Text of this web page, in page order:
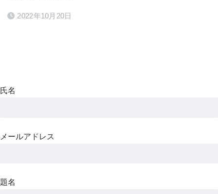
2022年10月20日
氏名
メールアドレス
題名